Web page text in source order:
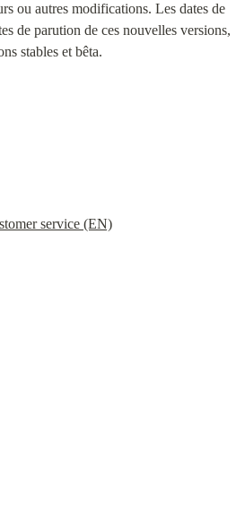
ou autres modifications. Les dates de
de parution de ces nouvelles versions,
stables et bêta.
service (EN)